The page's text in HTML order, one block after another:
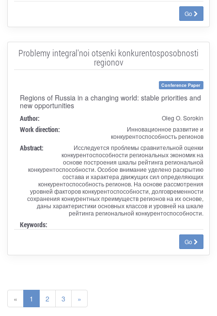
Go
Problemy integral'noi otsenki konkurentosposobnosti
regionov
Conference Paper
Regions of Russia in a changing world: stable priorities and
new opportunities
Author: Oleg O. Sorokin
Work direction:
Инновационное развитие и
конкурентоспособность регионов
Abstract:
Исследуется проблемы сравнительной оценки
конкурентоспособности региональных экономик на
основе построения шкалы рейтинга региональной
конкурентоспособности. Особое внимание уделено раскрытию
состава и характера движущих сил определяющих
конкурентоспособность регионов. На основе рассмотрения
уровней факторов конкурентоспособности, долговременности
сохранения конкурентных преимуществ регионов на их основе,
даны характеристики основных классов и уровней на шкале
рейтинга региональной конкурентоспособности.
Keywords:
Go
« 1 2 3 »